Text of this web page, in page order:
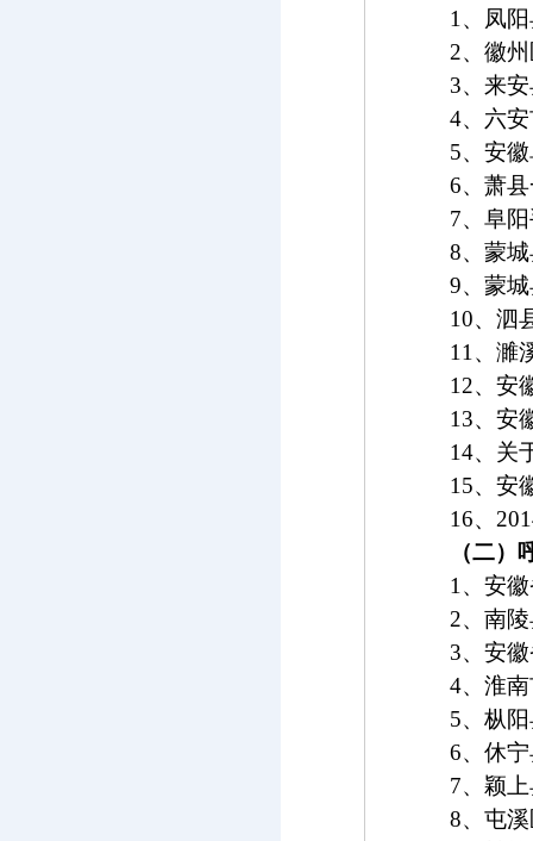
1、凤
2、徽
3、来
4、六
5、安
6、萧
7、阜
8、蒙
9、蒙
10、泗
11、濉
12、安
13、安
14、关
15、安
16、
（二）
1、安
2、南
3、安
4、淮
5、枞
6、休
7、颖
8、屯